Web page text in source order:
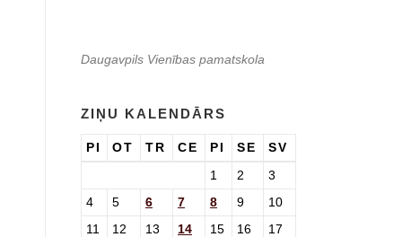
Daugavpils Vienības pamatskola
ZIŅU KALENDĀRS
PI OT TR CE PI SE
SV
1
2
3
4
5 6 7 8 9
10
11
12 13 14 15 16
17